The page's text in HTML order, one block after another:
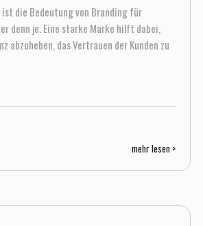
die Bedeutung von Branding für
denn je. Eine starke Marke hilft dabei,
abzuheben, das Vertrauen der Kunden zu
mehr lesen >